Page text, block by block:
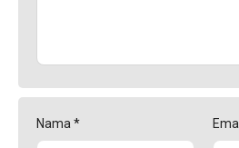
Nama *